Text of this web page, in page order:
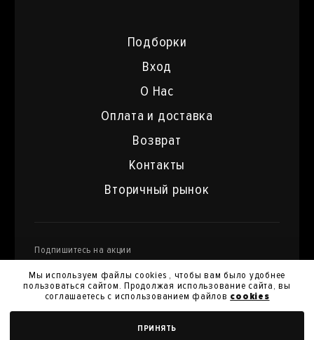
ДОБАВИТЬ В КОРЗИНУ
Подборки
Вход
О Нас
Оплата и доставка
Возврат
Контакты
Вторичный рынок
Подпишитесь на акции
согласие на обработку моих персональных
Мы используем файлы cookies , чтобы вам было удобнее
пользоваться сайтом. Продолжая использование сайта, вы
соглашаетесь с использованием файлов cookies
ПРИНЯТЬ